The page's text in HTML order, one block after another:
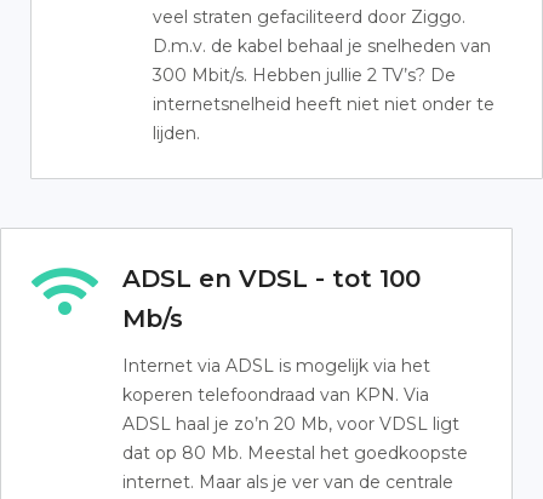
veel straten gefaciliteerd door Ziggo.
D.m.v. de kabel behaal je snelheden van
300 Mbit/s. Hebben jullie 2 TV’s? De
internetsnelheid heeft niet niet onder te
lijden.
ADSL en VDSL - tot 100
Mb/s
Internet via ADSL is mogelijk via het
koperen telefoondraad van KPN. Via
ADSL haal je zo’n 20 Mb, voor VDSL ligt
dat op 80 Mb. Meestal het goedkoopste
internet. Maar als je ver van de centrale